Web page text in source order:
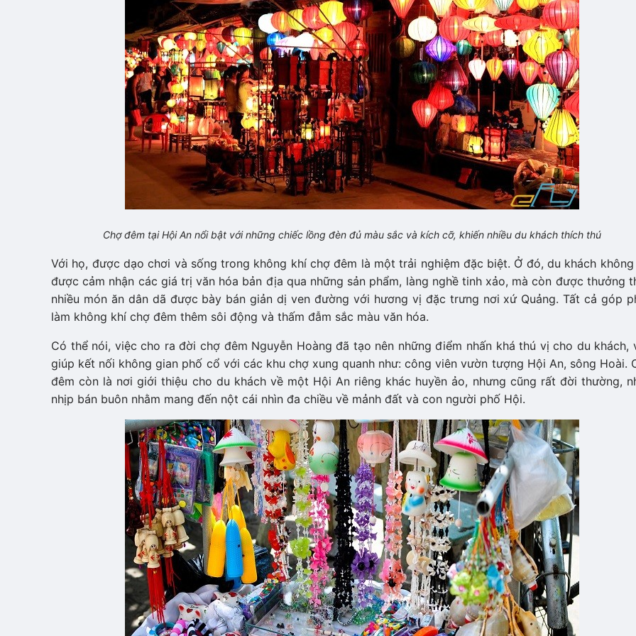
Chợ đêm tại Hội An nổi bật với những chiếc lồng đèn đủ màu sắc và kích cỡ, khiến nhiều du khách thích thú
Với họ, được dạo chơi và sống trong không khí chợ đêm là một trải nghiệm đặc biệt. Ở đó, du khách
được cảm nhận các giá trị văn hóa bản địa qua những sản phẩm, làng nghề tinh xảo, mà còn được thưởng
nhiều món ăn dân dã được bày bán giản dị ven đường với hương vị đặc trưng nơi xứ Quảng. Tất cả góp
làm không khí chợ đêm thêm sôi động và thấm đẫm sắc màu văn hóa.
Có thể nói, việc cho ra đời chợ đêm Nguyễn Hoàng đã tạo nên những điểm nhấn khá thú vị cho du khách,
giúp kết nối không gian phố cổ với các khu chợ xung quanh như: công viên vườn tượng Hội An, sông Hoài.
đêm còn là nơi giới thiệu cho du khách về một Hội An riêng khác huyền ảo, nhưng cũng rất đời thường,
nhịp bán buôn nhằm mang đến nột cái nhìn đa chiều về mảnh đất và con người phố Hội.